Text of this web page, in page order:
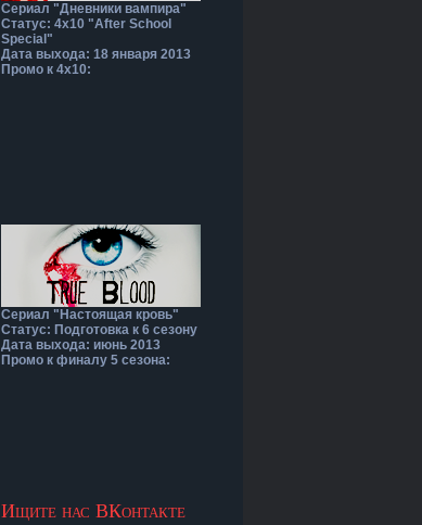
Сериал "Дневники вампира"
Статус: 4х10 "After School
Special"
Дата выхода: 18 января 2013
Промо к 4х10:
Сериал "Настоящая кровь"
Статус: Подготовка к 6 сезону
Дата выхода: июнь 2013
Промо к финалу 5 сезона:
Ищите нас ВКонтакте